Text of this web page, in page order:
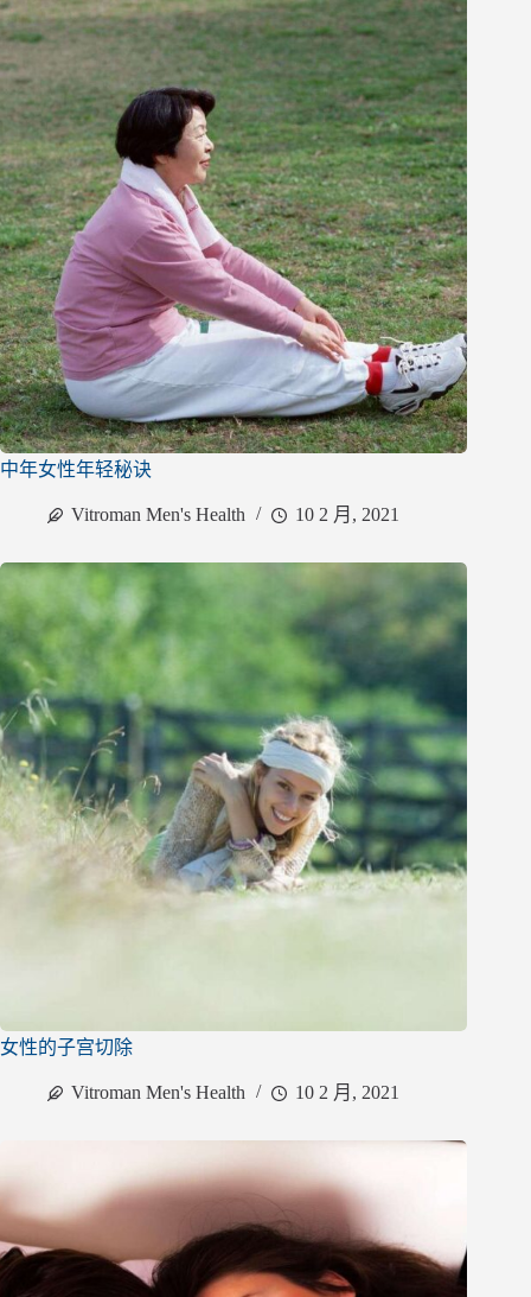
中年女性年轻秘诀
Vitroman Men's Health 10 2 月, 2021
女性的子宫切除
Vitroman Men's Health 10 2 月, 2021